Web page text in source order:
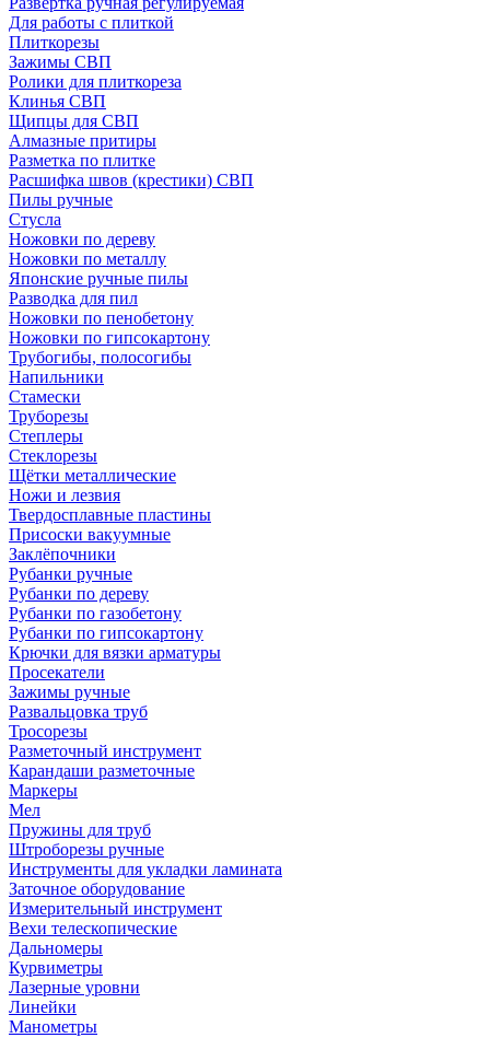
Для работы с плиткой
Плиткорезы
Зажимы СВП
Ролики для плиткореза
Клинья СВП
Щипцы для СВП
Алмазные притиры
Разметка по плитке
Расшифка швов (крестики) СВП
Пилы ручные
Стусла
Ножовки по дереву
Ножовки по металлу
Японские ручные пилы
Разводка для пил
Ножовки по пенобетону
Ножовки по гипсокартону
Трубогибы, полосогибы
Напильники
Стамески
Труборезы
Степлеры
Стеклорезы
Щётки металлические
Ножи и лезвия
Твердосплавные пластины
Присоски вакуумные
Заклёпочники
Рубанки ручные
Рубанки по дереву
Рубанки по газобетону
Рубанки по гипсокартону
Крючки для вязки арматуры
Просекатели
Зажимы ручные
Развальцовка труб
Тросорезы
Разметочный инструмент
Карандаши разметочные
Маркеры
Мел
Пружины для труб
Штроборезы ручные
Инструменты для укладки ламината
Заточное оборудование
Измерительный инструмент
Вехи телескопические
Дальномеры
Курвиметры
Лазерные уровни
Линейки
Манометры